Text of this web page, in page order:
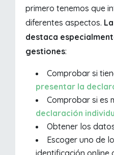
primero tenemos que
diferentes aspectos.
destaca
gestiones:
Comprobar si
presentar la
Comprobar si es
declaración
Obtener los
Escoger uno de